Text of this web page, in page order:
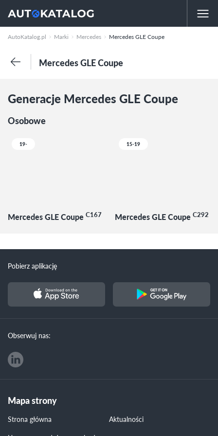
AutoKatalog.pl Marki Mercedes Mercedes GLE Coupe
Mercedes GLE Coupe
Generacje Mercedes GLE Coupe
Osobowe
19-
Mercedes GLE Coupe C167
15-19
Mercedes GLE Coupe C292
Pobierz aplikację
Obserwuj nas:
Mapa strony
Strona główna
Aktualności